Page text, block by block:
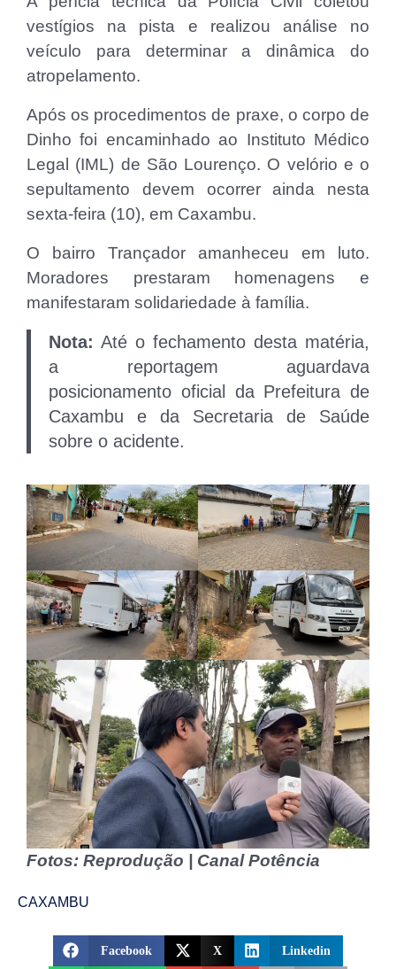
vestígios na pista e realizou análise no
veículo para determinar a dinâmica do
atropelamento.
Após os procedimentos de praxe, o corpo de
Dinho foi encaminhado ao Instituto Médico
Legal (IML) de São Lourenço. O velório e o
sepultamento devem ocorrer ainda nesta
sexta-feira (10), em Caxambu.
O bairro Trançador amanheceu em luto.
Moradores prestaram homenagens e
manifestaram solidariedade à família.
Nota: Até o fechamento desta matéria,
a reportagem aguardava
posicionamento oficial da Prefeitura de
Caxambu e da Secretaria de Saúde
sobre o acidente.
Fotos: Reprodução | Canal Potência
CAXAMBU
Facebook X Linkedin